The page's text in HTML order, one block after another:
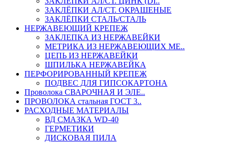
ЗАКЛЁПКИ АЛ/СТ. ОКРАШЕНЫЕ
ЗАКЛЁПКИ СТАЛЬ/СТАЛЬ
НЕРЖАВЕЮЩИЙ КРЕПЕЖ
ЗАКЛЕПКА ИЗ НЕРЖАВЕЙКИ
МЕТРИКА ИЗ НЕРЖАВЕЮЩИХ МЕ..
ЦЕПЬ ИЗ НЕРЖАВЕЙКИ
ШПИЛЬКА НЕРЖАВЕЙКА
ПЕРФОРИРОВАННЫЙ КРЕПЕЖ
ПОДВЕС ДЛЯ ГИПСОКАРТОНА
Проволока СВАРОЧНАЯ И ЭЛЕ..
ПРОВОЛОКА стальная ГОСТ 3..
РАСХОДНЫЕ МАТЕРИАЛЫ
ВД СМАЗКА WD-40
ГЕРМЕТИКИ
ДИСКОВАЯ ПИЛА